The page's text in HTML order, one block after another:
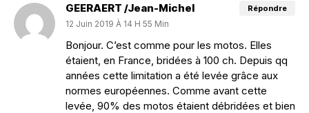
GEERAERT /Jean-Michel
12 Juin 2019 À 14 H 55 Min
Bonjour. C’est comme pour les motos. Elles
étaient, en France, bridées à 100 ch. Depuis qq
années cette limitation a été levée grâce aux
normes européennes. Comme avant cette
levée, 90% des motos étaient débridées et bien
Répondre